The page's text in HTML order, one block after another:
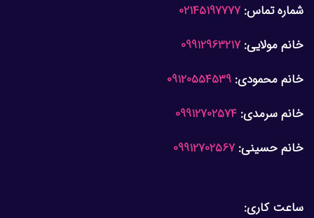
شماره تماس: 02145197777
خانم مولایی: 09912963217
خانم محمودی: 09120554539
خانم سرمدی: 09912702574
خانم حسینی: 09912702567
ساعت کاری: